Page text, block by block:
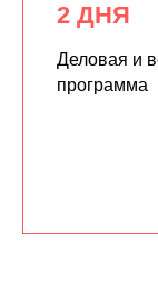
2 ДНЯ
Деловая и
программа